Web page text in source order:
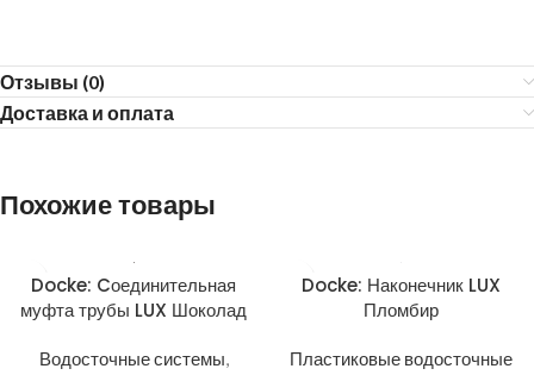
Отзывы (0)
Доставка и оплата
Похожие товары
Docke: Cоединительная
муфта трубы LUX Шоколад
Водосточные системы,
Docke: Наконечник LUX
Пломбир
Пластиковые водосточные